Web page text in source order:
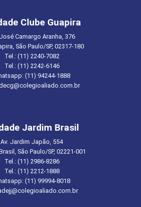
Clube Guapira
Camargo Aranha, 376
São Paulo/SP, 02317-180
Tel.: (11) 2240-7082
Tel.: (11) 2242-6146
(11) 94244-1888
Jardim Brasil
Av. Jardim Japão, 554
São Paulo/SP, 02221-001
Tel.: (11) 2986-8286
Tel.: (11) 2212-1888
(11) 99994-8018